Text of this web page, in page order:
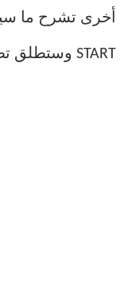
START وستطلق تطبيق Zen Mode.